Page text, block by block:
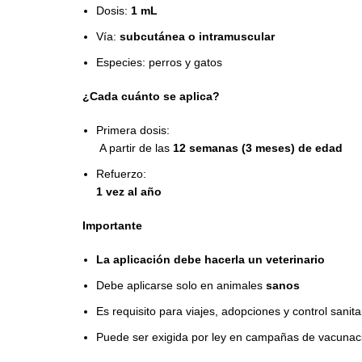
Dosis: 1 mL
Vía: subcutánea o intramuscular
Especies: perros y gatos
¿Cada cuánto se aplica?
Primera dosis:
A partir de las 12 semanas (3 meses) de edad
Refuerzo:
1 vez al año
Importante
La aplicación debe hacerla un veterinario
Debe aplicarse solo en animales sanos
Es requisito para viajes, adopciones y control
Puede ser exigida por ley en campañas de